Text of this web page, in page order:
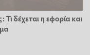
δέχεται η εφορία και